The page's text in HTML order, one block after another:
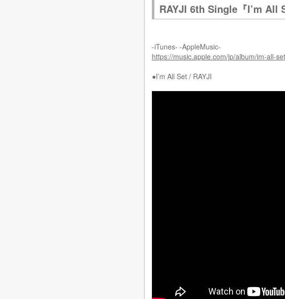
RAYJI 6th Single『I’m All
-iTunes- -AppleMusic-
https://music.apple.com/jp/album/im-all-
●I’m All Set / RAYJI